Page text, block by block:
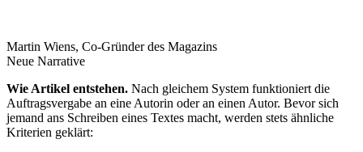
Martin Wiens, Co-Gründer des Magazins
Neue Narrative
Wie Artikel entstehen. Nach gleichem System funktioniert die
Auftragsvergabe an eine Autorin oder an einen ­Autor. Bevor sich
jemand ans Schreiben eines Textes macht, werden stets ähnliche
Kriterien geklärt: